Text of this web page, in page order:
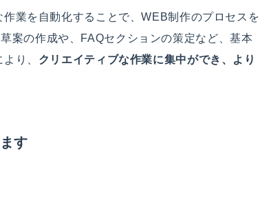
業を自動化することで、WEB制作のプロセスを
案の作成や、FAQセクションの策定など、基本
り、 クリエイティブな作業に集中ができ、より
す